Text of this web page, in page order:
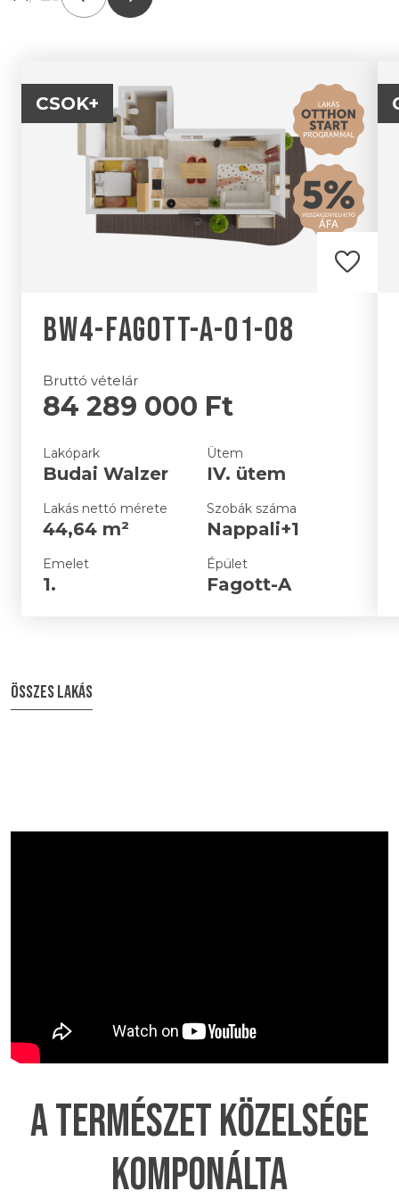
CSOK+
favorite
BW4-FAGOTT-A-01-08
Bruttó vételár
84 289 000 Ft
Lakópark
Budai Walzer
Ütem
IV. ütem
Lakás nettó mérete
44,64 m²
Szobák száma
Nappali+1
Emelet
1.
Épület
Fagott-A
ÖSSZES LAKÁS
A TERMÉSZET KÖZELSÉGE
KOMPONÁLTA